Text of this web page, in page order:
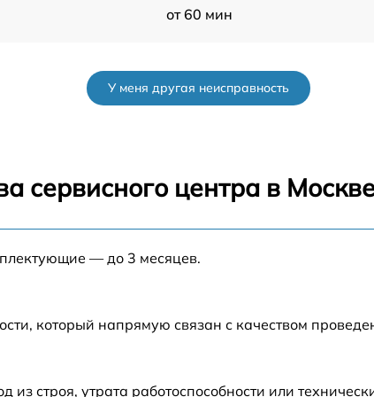
от 60 мин
от 60 мин
У меня другая неисправность
сервисного центра в
— до 3 месяцев.
который напрямую связан с качеством
строя, утрата работоспособности или